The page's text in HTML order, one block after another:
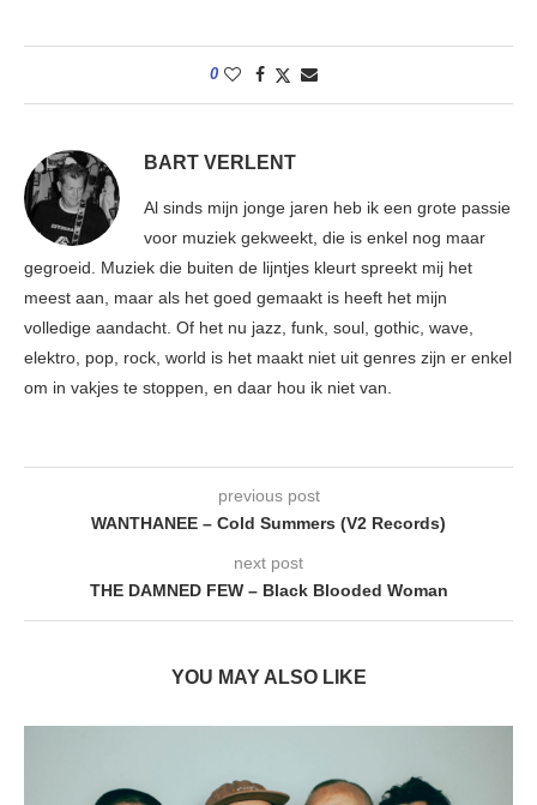
0
BART VERLENT
Al sinds mijn jonge jaren heb ik een grote passie
voor muziek gekweekt, die is enkel nog maar
gegroeid. Muziek die buiten de lijntjes kleurt spreekt mij het
meest aan, maar als het goed gemaakt is heeft het mijn
volledige aandacht. Of het nu jazz, funk, soul, gothic, wave,
elektro, pop, rock, world is het maakt niet uit genres zijn er enkel
om in vakjes te stoppen, en daar hou ik niet van.
previous post
WANTHANEE – Cold Summers (V2 Records)
next post
THE DAMNED FEW – Black Blooded Woman
YOU MAY ALSO LIKE